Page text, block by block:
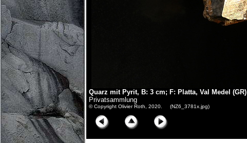
Quarz mit Pyrit, B: 3 cm; F: Platta, Val Medel (GR)
Privatsammlung
© Copyright Olivier Roth, 2020. (NZ6_3781x.jpg)